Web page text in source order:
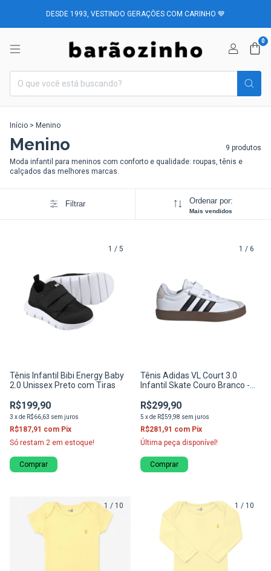
DESDE 1993, VESTINDO GERAÇÕES COM CARINHO 💙
0
Início > Menino
Menino
9 produtos
Moda infantil para meninos com conforto e qualidade: roupas, tênis e
calçados das melhores marcas.
Filtrar Ordenar por:
Mais vendidos
1 / 5
Tênis Infantil Bibi Energy Baby
2.0 Unissex Preto com Tiras
R$199,90
3 xde R$66,63 sem juros
R$187,91 com Pix
Só restam 2 em estoque!
Comprar
1 / 6
Tênis Adidas VL Court 3.0
Infantil Skate Couro Branco -
R$299,90
5 xde R$59,98 sem juros
R$281,91 com Pix
Última peça disponível!
Comprar
1 / 10 1 / 10